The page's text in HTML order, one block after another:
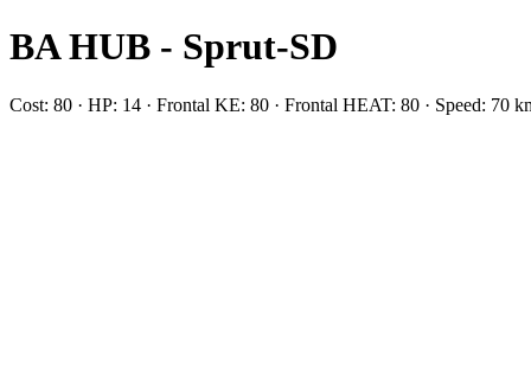
BA HUB - Sprut-SD
Cost: 80 · HP: 14 · Frontal KE: 80 · Frontal HEAT: 80 · Speed: 70